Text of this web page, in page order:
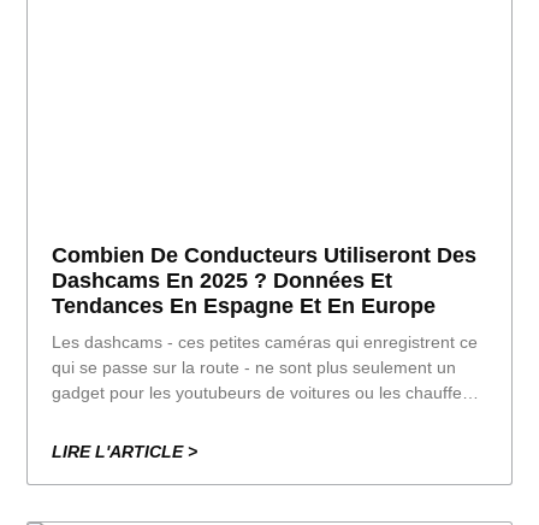
Combien De Conducteurs Utiliseront Des
Dashcams En 2025 ? Données Et
Tendances En Espagne Et En Europe
Les dashcams - ces petites caméras qui enregistrent ce
qui se passe sur la route - ne sont plus seulement un
gadget pour les youtubeurs de voitures ou les chauffeurs
gadgets les plus populaires au monde.
LIRE L'ARTICLE >